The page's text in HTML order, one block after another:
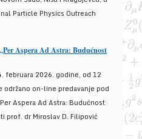
Particle Physics Outreach
Aspera Ad Astra: Budućnost
februara 2026. godine, od 12
održano on-line predavanje pod
Aspera Ad Astra: Budućnost
prof. dr Miroslav D. Filipović